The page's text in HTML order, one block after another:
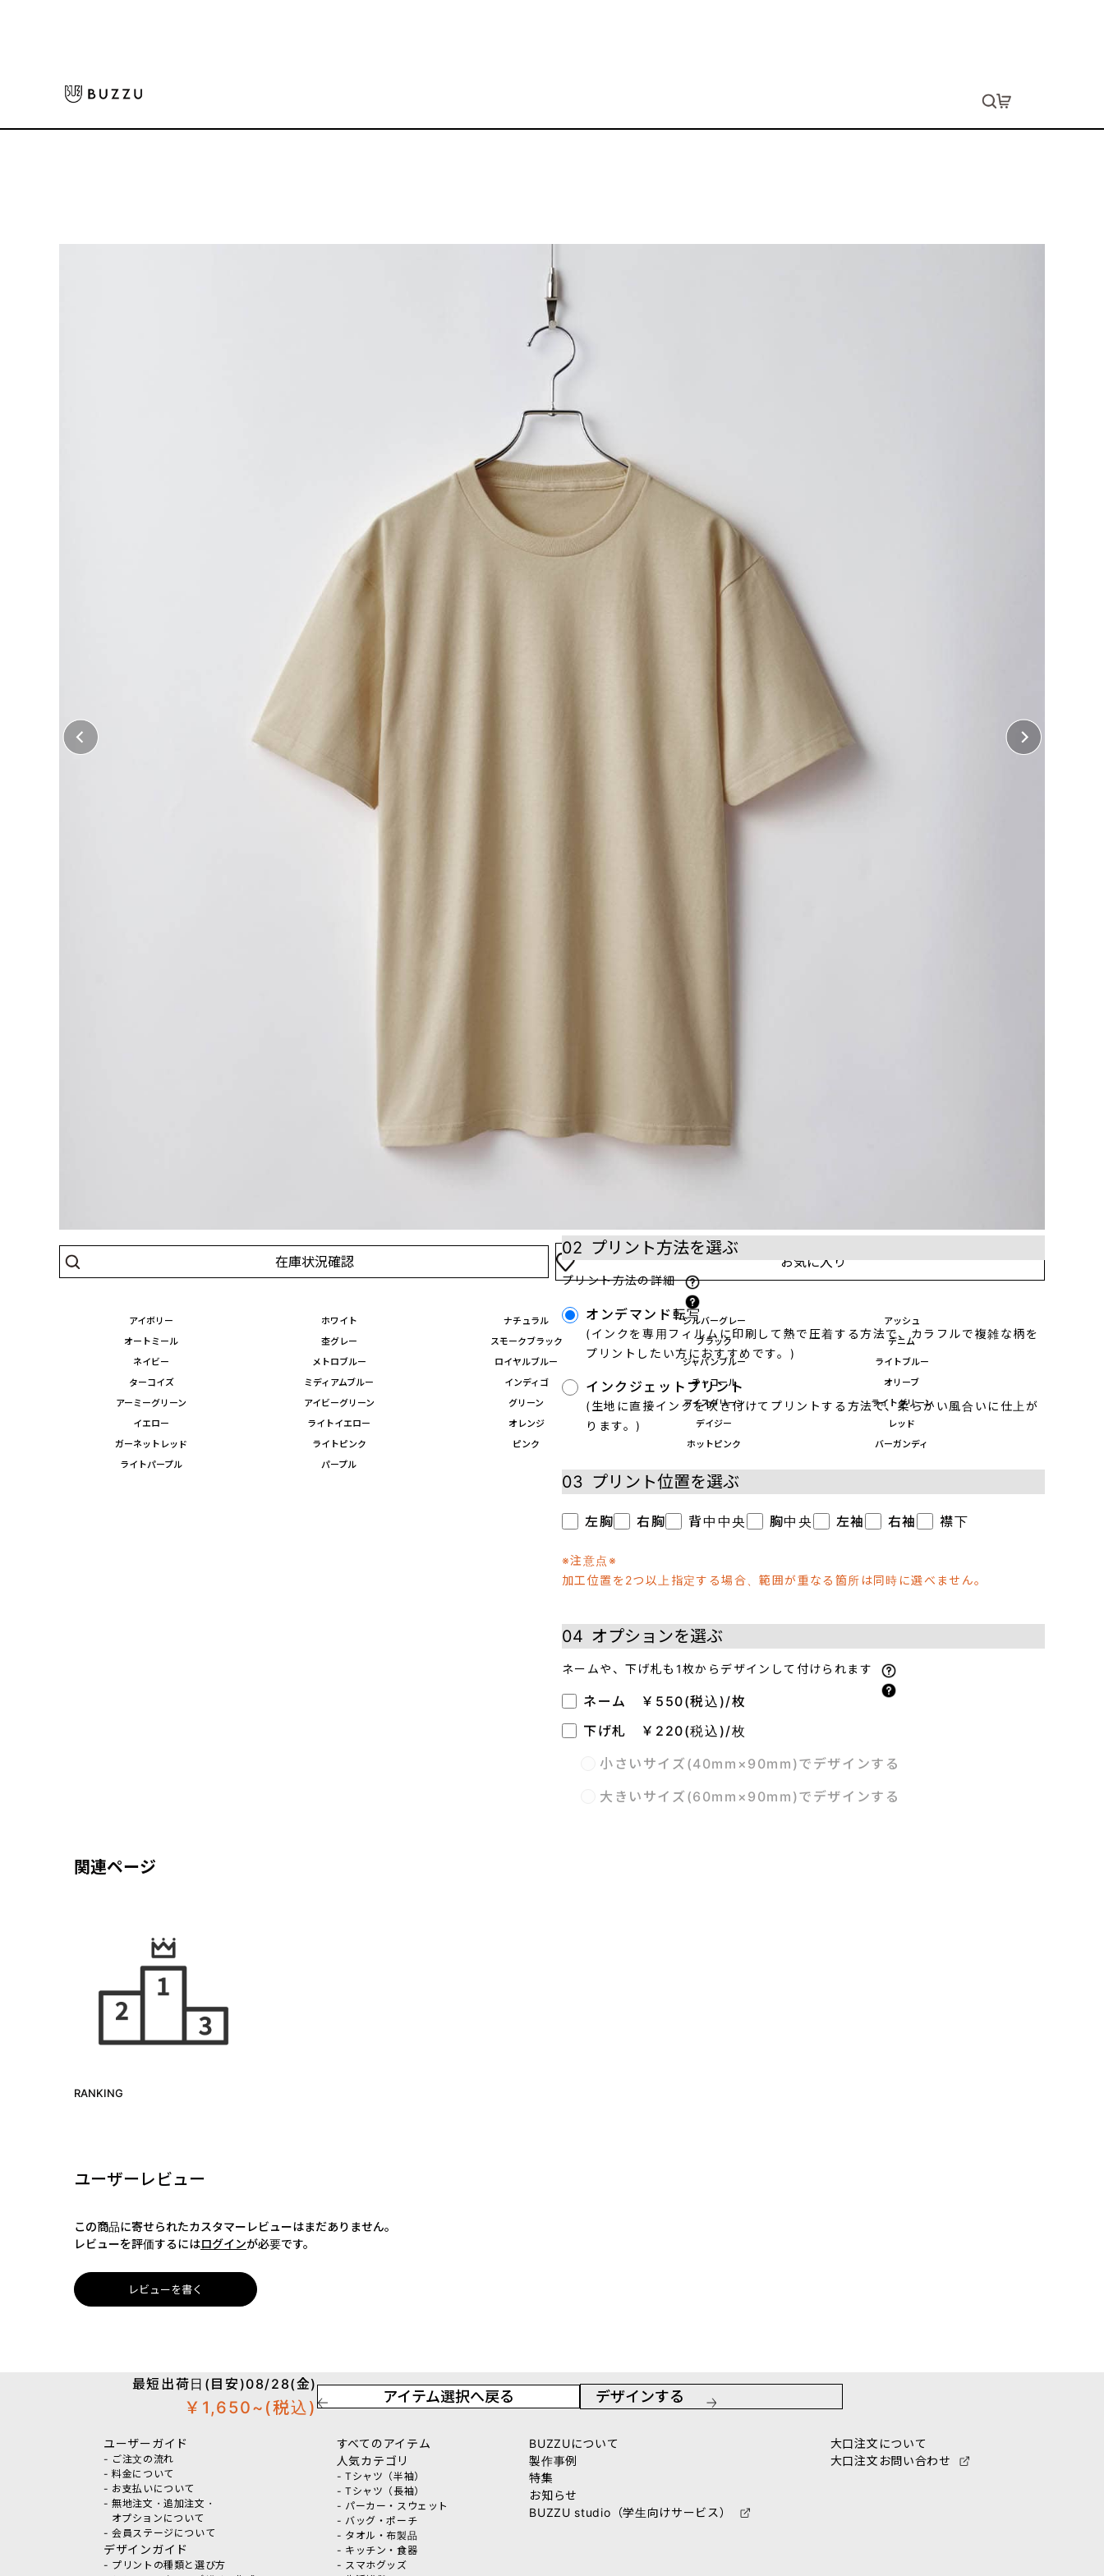
Tシャツ（半袖）
在庫状況確認 お気に入り
アイボリー ホワイト ナチュラル シルバーグレー
アッシュ
オートミール
杢グレー スモークブラック ブラック
デニム
ネイビー
メトロブルー ロイヤルブルー ジャパンブルー
ライトブルー
ターコイズ
ミディアムブルー インディゴ チャコール
オリーブ
アーミーグリーン
アイビーグリーン グリーン アイスグリーン
ライトグリーン
イエロー
ライトイエロー オレンジ デイジー
レッド
ガーネットレッド
ライトピンク ピンク ホットピンク
バーガンディ
ライトパープル
パープル
品番：BZ-TS006
¥1,650～
送料無料丨※プリント代、オプション代は別途発生します。
究極のベーシック！1990年代後半から長く愛され続ける”理想のプリント用Tシャツ”
・着る人を選ばないスタンダードなシルエット
・首周りは補強テープで頑丈な作り
・袖口、裾口はダブルステッチで丈夫に
・豊富なカラーバリエーション
同シリーズのレディース向けはこちら
・ 左胸、右胸、左袖、右袖、襟下
横10cm×縦10cm
・ 胸中央、背中中央
02 プリント方法を選ぶ
プリント方法の詳細
オンデマンド転写
(インクを専用フィルムに印刷して熱で圧着する方法で、カラフルで複雑な柄を
プリントしたい方におすすめです。)
インクジェットプリント
(生地に直接インクを吹き付けてプリントする方法で、柔らかい風合いに仕上が
ります。)
03 プリント位置を選ぶ
左胸 右胸 背中中央 胸中央 左袖 右袖 襟下
※注意点※
加工位置を2つ以上指定する場合、範囲が重なる箇所は同時に選べません。
04 オプションを選ぶ
ネームや、下げ札も1枚からデザインして付けられます
ネーム ￥550(税込)/枚
下げ札 ￥220(税込)/枚
小さいサイズ(40mm×90mm)でデザインする
大きいサイズ(60mm×90mm)でデザインする
関連ページ
RANKING
ユーザーレビュー
この商品に寄せられたカスタマーレビューはまだありません。
レビューを評価するにはログインが必要です。
レビューを書く
最短出荷日(目安)08/28(金)
￥1,650~ (税込)
アイテム選択へ戻る デザインする
ユーザーガイド
- ご注文の流れ
- 料金について
- お支払いについて
- 無地注文・追加注文・
オプションについて
- 会員ステージについて
デザインガイド
- プリントの種類と選び方
すべてのアイテム
人気カテゴリ
- Tシャツ（半袖）
- Tシャツ（長袖）
- パーカー・スウェット
- バッグ・ポーチ
- タオル・布製品
- キッチン・食器
- スマホグッズ
BUZZUについて
製作事例
特集
お知らせ
BUZZU studio（学生向けサービス）
大口注文について
大口注文お問い合わせ